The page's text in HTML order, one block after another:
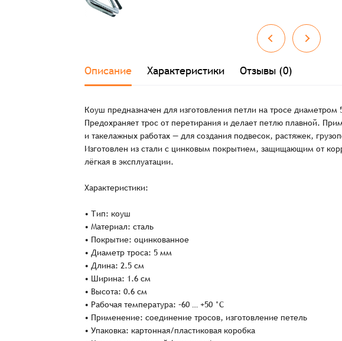
Заказ успешно оформлен
Спасибо, что выбрали нас! Менеджер свяжется с Вами в
Описание Характеристики Отзывы (0)
Коуш предназначен для изготовления петли на тросе диаметром
Предохраняет трос от перетирания и делает петлю плавной.
и такелажных работах — для создания подвесок, растяжек,
Изготовлен из стали с цинковым покрытием, защищающим от
лёгкая в эксплуатации.
Характеристики:
• Тип: коуш
• Материал: сталь
• Покрытие: оцинкованное
• Диаметр троса: 5 мм
• Длина: 2.5 см
• Ширина: 1.6 см
• Высота: 0.6 см
• Рабочая температура: –60 … +50 °C
• Применение: соединение тросов, изготовление петель
• Упаковка: картонная/пластиковая коробка